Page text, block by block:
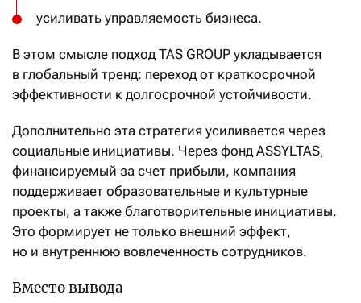
усиливать управляемость бизнеса.
В этом смысле подход TAS GROUP укладывается
в глобальный тренд: переход от краткосрочной
эффективности к долгосрочной устойчивости.
Дополнительно эта стратегия усиливается через
социальные инициативы. Через фонд ASSYLTAS,
финансируемый за счет прибыли, компания
поддерживает образовательные и культурные
проекты, а также благотворительные инициативы.
Это формирует не только внешний эффект,
но и внутреннюю вовлеченность сотрудников.
Вместо вывода